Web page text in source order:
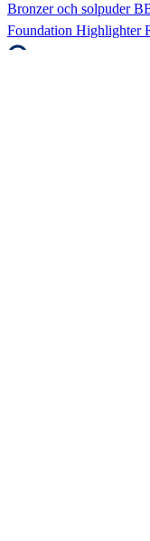
Bronzer och solpuder
Foundation Highlighter